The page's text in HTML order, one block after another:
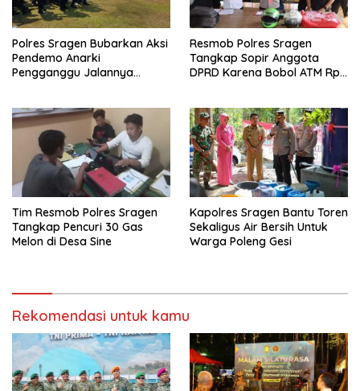
Polres Sragen Bubarkan Aksi
Pendemo Anarki
Pengganggu Jalannya
Resmob Polres Sragen
Tangkap Sopir Anggota
DPRD Karena Bobol ATM Rp
Tim Resmob Polres Sragen
Tangkap Pencuri 30 Gas
Melon di Desa Sine
Kapolres Sragen Bantu Toren
Sekaligus Air Bersih Untuk
Warga Poleng Gesi
Rekomendasi untuk kamu